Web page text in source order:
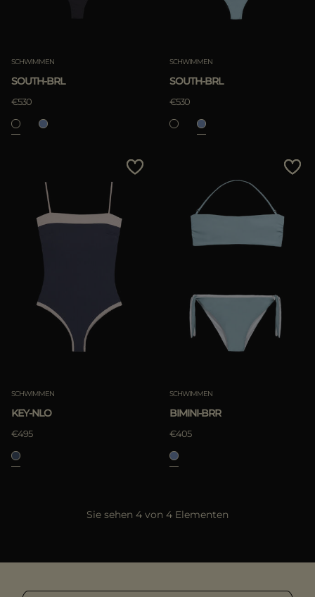
SCHWIMMEN
SOUTH-BRL
€530
SCHWIMMEN
SOUTH-BRL
€530
SCHWIMMEN
KEY-NLO
€495
SCHWIMMEN
BIMINI-BRR
€405
Sie sehen 4 von 4 Elementen